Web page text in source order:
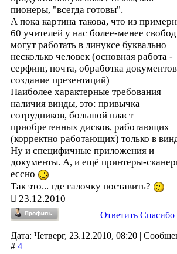
пионеры, "всегда готовы".
А пока картина такова, что из
60 учителей у нас более-менее
могут работать в линуксе буквально
несколько человек (основная работа -
серфинг, почта, обработка
создание презентаций)
Наиболее характерные требования
наличия винды, это: привычка
сотрудников, большой пласт
приобретенных дисков, работающих
(корректно работающих) только в
Ну и специфичные приложения и
документы. А, и ещё принтеры-
ессно
Так это... где галочку поставить?
23.12.2010
Ответить Спасибо
Дата: Четверг, 23.12.2010, 08:20 |
# 4